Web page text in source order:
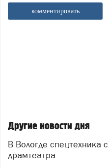
комментировать
Другие новости дня
В Вологде спецтехника сносит фонтан у
драмтеатра